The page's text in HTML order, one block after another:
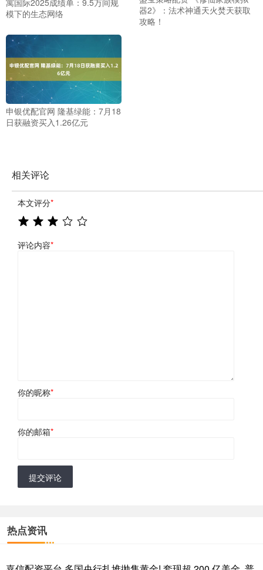
模下的生态网络
器2》：法术神通天火焚天获取
攻略！
申银优配官网 隆基绿能：7月18
日获融资买入1.26亿元
相关评论
本文评分*
评论内容*
你的昵称*
你的邮箱*
提交评论
热点资讯